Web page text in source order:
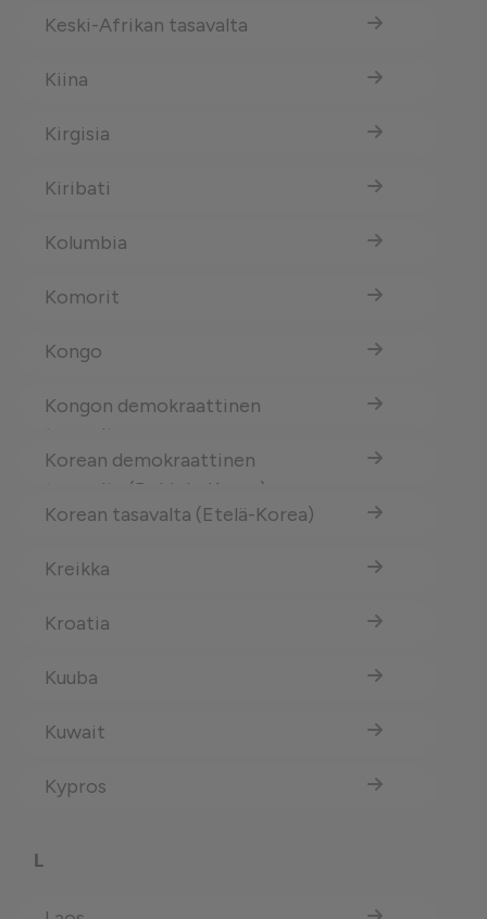
Keski-Afrikan tasavalta
Kiina
Kirgisia
Kiribati
Kolumbia
Komorit
Kongo
Kongon demokraattinen
tasavalta
Korean demokraattinen
tasavalta (Pohjois-Korea)
Korean tasavalta (Etelä-Korea)
Kreikka
Kroatia
Kuuba
Kuwait
Kypros
L